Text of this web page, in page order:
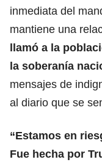
inmediata del
mantiene una
llamó a la
la soberanía
mensajes de
al diario que se
“Estamos en
Fue hecha por